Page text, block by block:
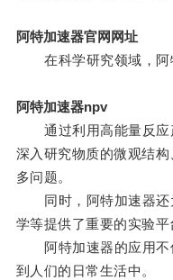
阿特加速器官网网址
在科学研究领域，阿
阿特加速器npv
通过利用高能量反应
深入研究物质的微观结
多问题。
同时，阿特加速器还
学等提供了重要的实验平
阿特加速器的应用不
到人们的日常生活中。